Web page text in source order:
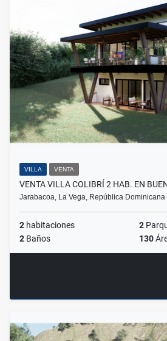
VILLA VENTA
VENTA VILLA COLIBRÍ 2 HAB. EN
Jarabacoa, La Vega, República Dominicana
2 habitaciones 2
2 Baños 130